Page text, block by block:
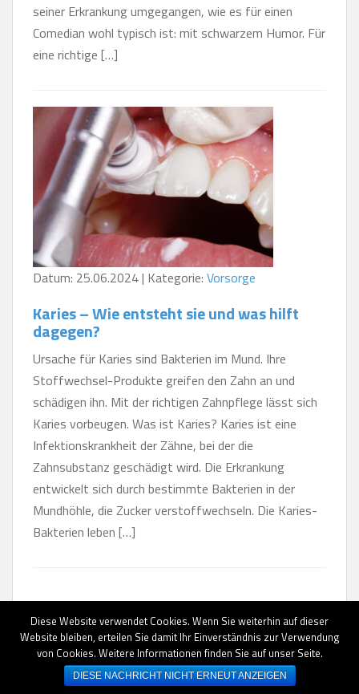
seiner Erkrankung umgegangen, wie es für einen
Comedian wohl typisch ist: mit schwarzem Humor. Für
eine richtige […]
Datum: 25.06.2024 | Kategorie: Vorsorge
Karies – Wie entsteht sie und was hilft
dagegen?
Ursache für Karies sind Bakterien im Mund. Ihre
Stoffwechsel-Produkte greifen den Zahn an und
schädigen ihn. Mit der richtigen Zahnpflege lässt sich
Karies vorbeugen. Was ist Karies? Karies ist eine
Infektionskrankheit der Zähne, bei der die
Zahnsubstanz geschädigt wird. Die Erkrankung
entwickelt sich durch bestimmte Bakterien in der
Mundhöhle, die Zucker verstoffwechseln. Die Karies-
Bakterien leben […]
AGB|Datenschutz|Impressum|Erstinformationen
© 2026 IGV Versicherung Portal. Alle Rechte vorbehalten.
Diese Website verwendet Cookies. Wenn Sie weiterhin auf dieser
Website bleiben, erteilen Sie damit Ihr Einverständnis zur Verwendung
von Cookies. Weitere Informationen finden Sie auf unser Seite.
DIESE NACHRICHT NICHT ERNEUT ANZEIGEN